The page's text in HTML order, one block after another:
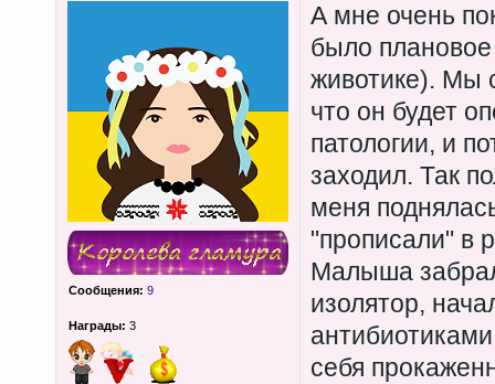
Сообщения: 9
Награды: 3
А мне очень
было
животике). Мы
что он будет
патологии, и
заходил. Так
меня
"прописали" в
Малыша
изолятор,
себя